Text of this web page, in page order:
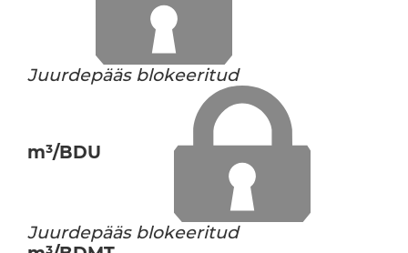
Juurdepääs blokeeritud
m³/BDU
Juurdepääs blokeeritud